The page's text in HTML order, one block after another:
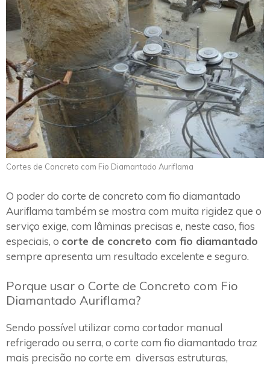
Cortes de Concreto com Fio Diamantado Auriflama
O poder do corte de concreto com fio diamantado
Auriflama também se mostra com muita rigidez que o
serviço exige, com lâminas precisas e, neste caso, fios
especiais, o corte de concreto com fio diamantado
sempre apresenta um resultado excelente e seguro.
Porque usar o Corte de Concreto com Fio
Diamantado Auriflama?
Sendo possível utilizar como cortador manual
refrigerado ou serra, o corte com fio diamantado traz
mais precisão no corte em diversas estruturas,